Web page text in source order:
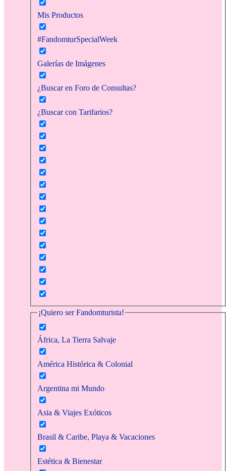
Mis Productos
#FandomturSpecialWeek
Galerías de Imágenes
¿Buscar en Foro de Consultas?
¿Buscar con Tarifarios?
¡Quiero ser Fandomturista!
África, La Tierra Salvaje
América Histórica & Colonial
Argentina mi Mundo
Asia & Viajes Exóticos
Brasil & Caribe, Playa & Vacaciones
Estética & Bienestar